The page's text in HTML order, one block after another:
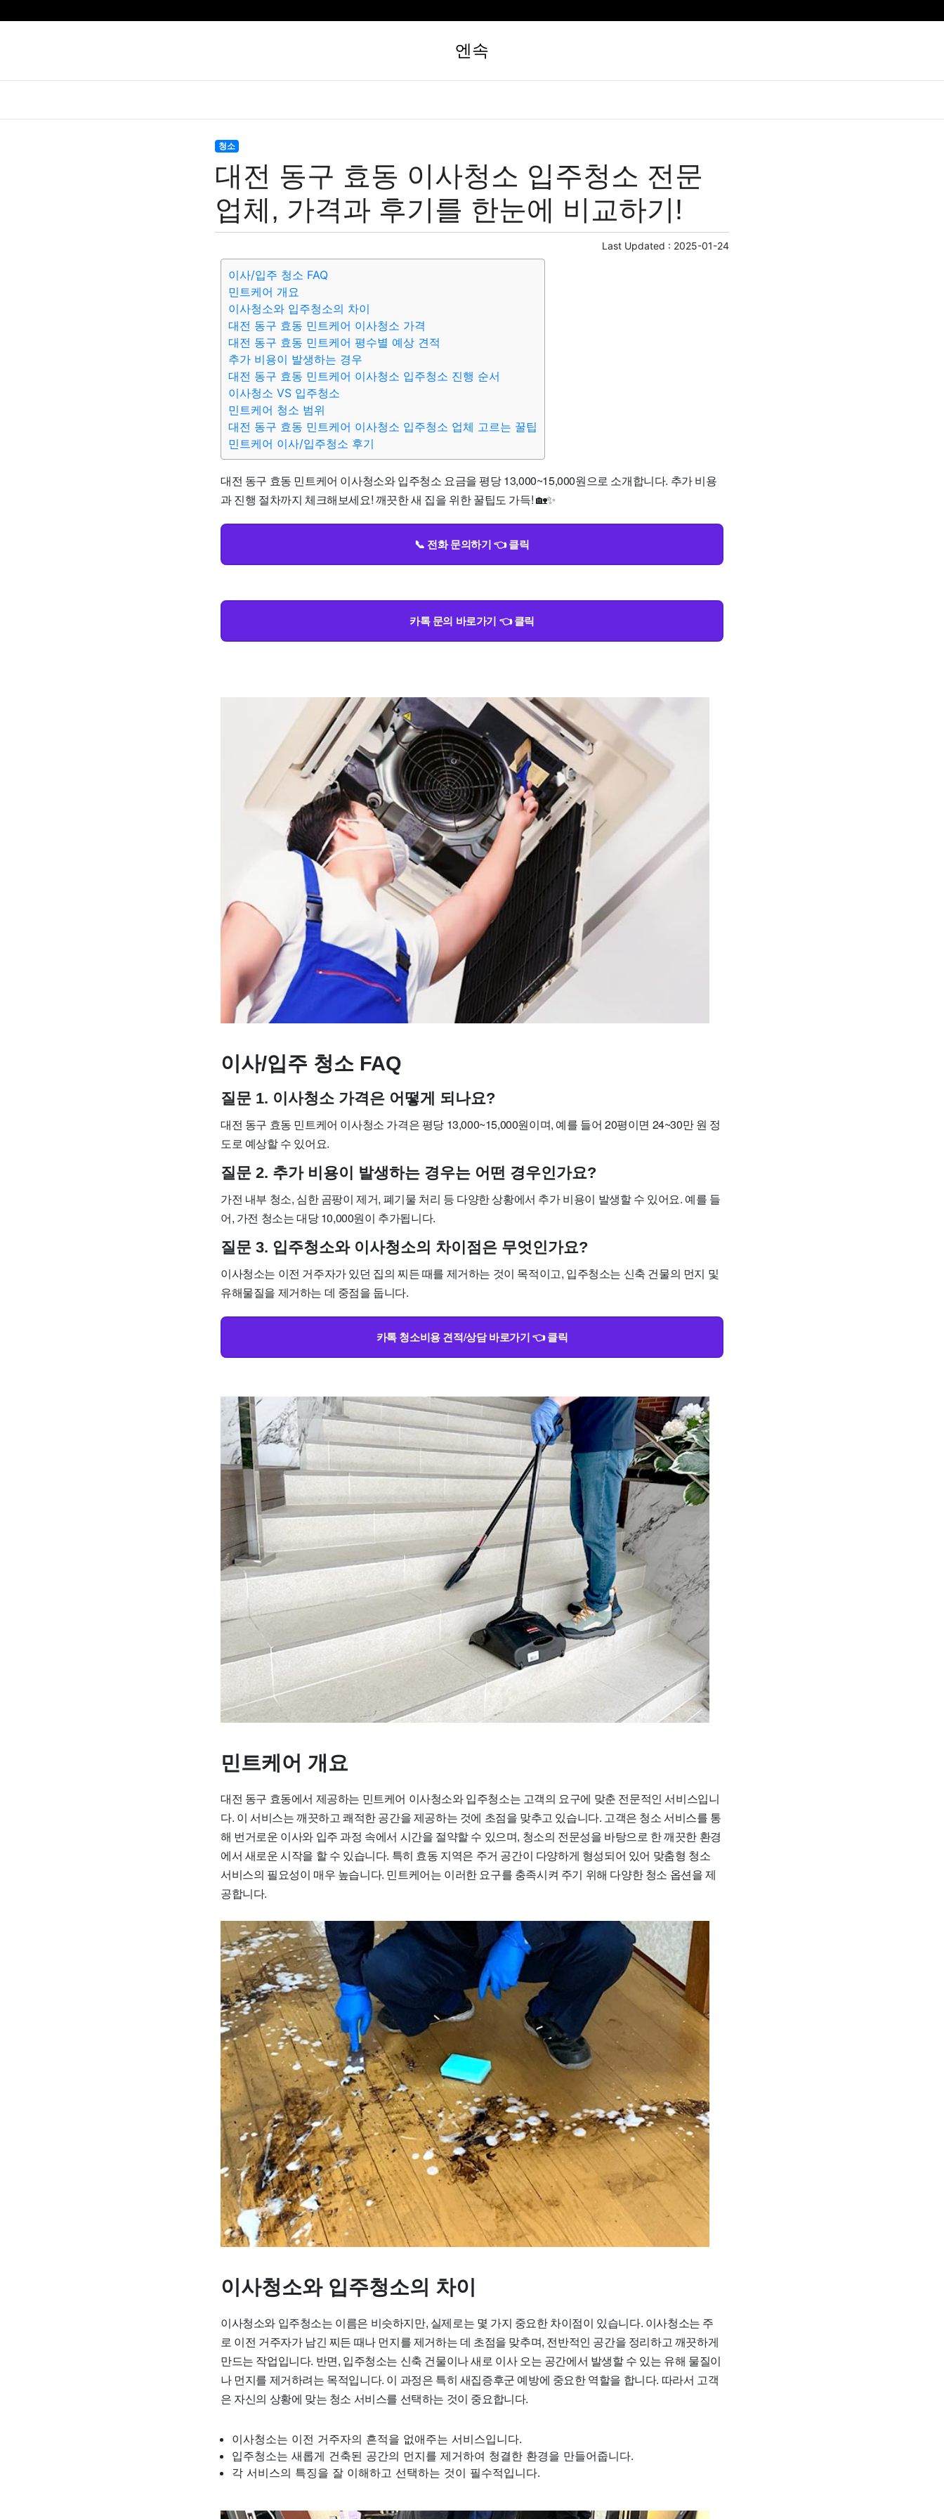
엔속
청소
대전 동구 효동 이사청소 입주청소 전문
업체, 가격과 후기를 한눈에 비교하기!
Last Updated : 2025-01-24
이사/입주 청소 FAQ
민트케어 개요
이사청소와 입주청소의 차이
대전 동구 효동 민트케어 이사청소 가격
대전 동구 효동 민트케어 평수별 예상 견적
추가 비용이 발생하는 경우
대전 동구 효동 민트케어 이사청소 입주청소 진행 순서
이사청소 VS 입주청소
민트케어 청소 범위
대전 동구 효동 민트케어 이사청소 입주청소 업체 고르는 꿀팁
민트케어 이사/입주청소 후기
대전 동구 효동 민트케어 이사청소와 입주청소 요금을 평당 13,000~15,000원으로 소개합니다. 추가 비용
과 진행 절차까지 체크해보세요! 깨끗한 새 집을 위한 꿀팁도 가득! 🏡✨
📞 전화 문의하기 👈 클릭
카톡 문의 바로가기 👈 클릭
이사/입주 청소 FAQ
질문 1. 이사청소 가격은 어떻게 되나요?
대전 동구 효동 민트케어 이사청소 가격은 평당 13,000~15,000원이며, 예를 들어 20평이면 24~30만 원 정
도로 예상할 수 있어요.
질문 2. 추가 비용이 발생하는 경우는 어떤 경우인가요?
가전 내부 청소, 심한 곰팡이 제거, 폐기물 처리 등 다양한 상황에서 추가 비용이 발생할 수 있어요. 예를 들
어, 가전 청소는 대당 10,000원이 추가됩니다.
질문 3. 입주청소와 이사청소의 차이점은 무엇인가요?
이사청소는 이전 거주자가 있던 집의 찌든 때를 제거하는 것이 목적이고, 입주청소는 신축 건물의 먼지 및
유해물질을 제거하는 데 중점을 둡니다.
카톡 청소비용 견적/상담 바로가기 👈 클릭
민트케어 개요
대전 동구 효동에서 제공하는 민트케어 이사청소와 입주청소는 고객의 요구에 맞춘 전문적인 서비스입니
다. 이 서비스는 깨끗하고 쾌적한 공간을 제공하는 것에 초점을 맞추고 있습니다. 고객은 청소 서비스를 통
해 번거로운 이사와 입주 과정 속에서 시간을 절약할 수 있으며, 청소의 전문성을 바탕으로 한 깨끗한 환경
에서 새로운 시작을 할 수 있습니다. 특히 효동 지역은 주거 공간이 다양하게 형성되어 있어 맞춤형 청소
서비스의 필요성이 매우 높습니다. 민트케어는 이러한 요구를 충족시켜 주기 위해 다양한 청소 옵션을 제
공합니다.
이사청소와 입주청소의 차이
이사청소와 입주청소는 이름은 비슷하지만, 실제로는 몇 가지 중요한 차이점이 있습니다. 이사청소는 주
로 이전 거주자가 남긴 찌든 때나 먼지를 제거하는 데 초점을 맞추며, 전반적인 공간을 정리하고 깨끗하게
만드는 작업입니다. 반면, 입주청소는 신축 건물이나 새로 이사 오는 공간에서 발생할 수 있는 유해 물질이
나 먼지를 제거하려는 목적입니다. 이 과정은 특히 새집증후군 예방에 중요한 역할을 합니다. 따라서 고객
은 자신의 상황에 맞는 청소 서비스를 선택하는 것이 중요합니다.
이사청소는 이전 거주자의 흔적을 없애주는 서비스입니다.
입주청소는 새롭게 건축된 공간의 먼지를 제거하여 청결한 환경을 만들어줍니다.
각 서비스의 특징을 잘 이해하고 선택하는 것이 필수적입니다.